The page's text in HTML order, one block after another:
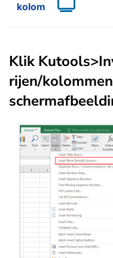
kolom
Klik Kutools>
rijen/